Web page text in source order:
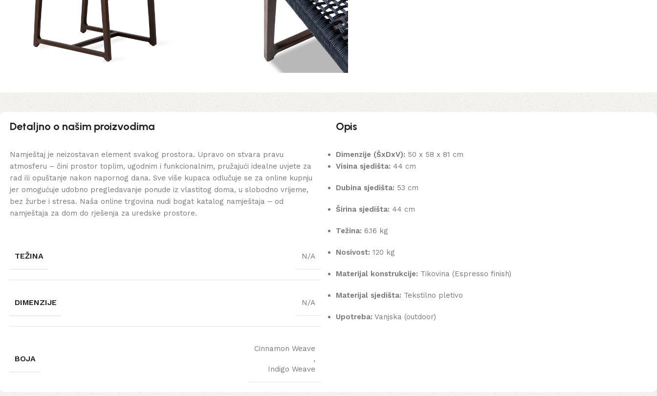
Detaljno o našim proizvodima
Namještaj je neizostavan element svakog prostora. Upravo on stvara pravu
atmosferu – čini prostor toplim, ugodnim i funkcionalnim, pružajući idealne uvjete za
rad ili opuštanje nakon napornog dana. Sve više kupaca odlučuje se za online kupnju
jer omogućuje udobno pregledavanje ponude iz vlastitog doma, u slobodno vrijeme,
bez žurbe i stresa. Naša online trgovina nudi bogat katalog namještaja – od
namještaja za dom do rješenja za uredske prostore.
TEŽINA N/A
DIMENZIJE N/A
BOJA
Cinnamon Weave
,
Indigo Weave
Opis
Dimenzije (ŠxDxV): 50 x 58 x 81 cm
Visina sjedišta: 44 cm
Dubina sjedišta: 53 cm
Širina sjedišta: 44 cm
Težina: 6.16 kg
Nosivost: 120 kg
Materijal konstrukcije: Tikovina (Espresso finish)
Materijal sjedišta: Tekstilno pletivo
Upotreba: Vanjska (outdoor)